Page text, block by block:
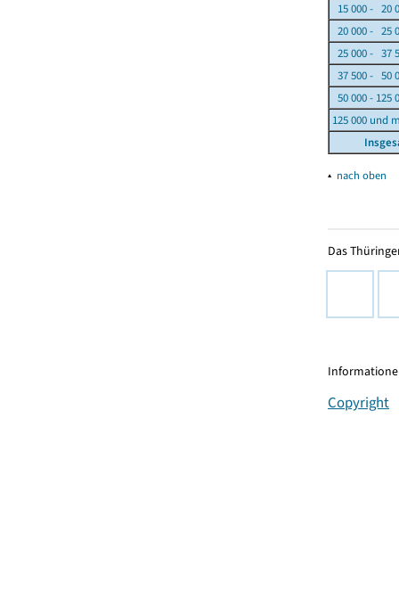
15 000 - 20
20 000 - 25
25 000 - 37
37 500 - 50
50 000 - 125
125 000 und
▴ nach oben
Das
Copyright